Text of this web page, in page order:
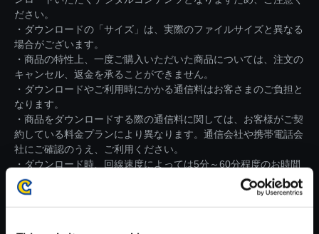
ださい。
・ダウンロードの「サイズ」は、実際のファイルサイズと異なる
場合がございます。
・商品の特性上、一度ご購入いただいた商品については、注文の
キャンセル、返金を承ることができません。
・ダウンロードやご利用時にかかる通信料はお客さまのご負担と
なります。
・商品をダウンロードする際の通信料に関しては、お客様がご契
約している料金プランにより異なります。通信会社や携帯電話会
社にご確認のうえ、ご利用ください。
・ダウンロード時、回線速度によっては5分～60分程度のお時間
がかかる場合がございます。
※ご購入いただいたファイルのダウンロードの際には、通信環境
が安定しているWifi環境でお試しください。